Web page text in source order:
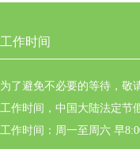
工作时间
为了避免不必要的等待，敬
工作时间，中国大陆法定节
工作时间：周一至周六 早